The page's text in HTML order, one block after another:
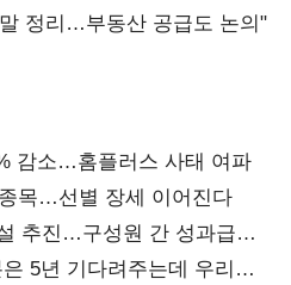
정리…부동산 공급도 논의"
감소…홈플러스 사태 여파
목…선별 장세 이어진다
추진…구성원 간 성과급
5년 기다려주는데 우리는